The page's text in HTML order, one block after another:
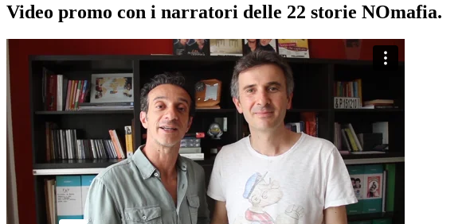
Video promo con i narratori delle 22 storie NOmafia.